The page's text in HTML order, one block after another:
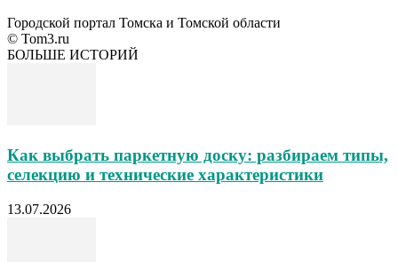
Городской портал Томска и Томской области
© Tom3.ru
БОЛЬШЕ ИСТОРИЙ
Как выбрать паркетную доску: разбираем типы,
селекцию и технические характеристики
13.07.2026